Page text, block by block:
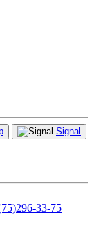
Signal
33-75